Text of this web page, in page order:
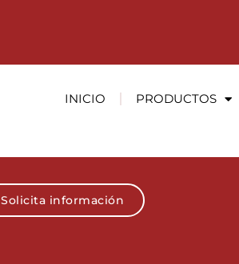
INICIO PRODUCTOS
Solicita información